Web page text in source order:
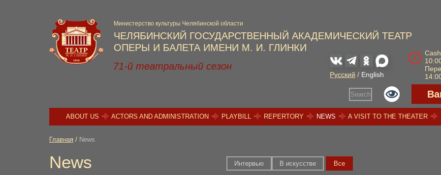
ЧЕЛЯБИНСКИЙ ГОСУДАРСТВЕННЫЙ АКАДЕМИЧЕСКИЙ ТЕАТР
ОПЕРЫ И БАЛЕТА ИМЕНИ М. И. ГЛИНКИ
Министерство культуры Челябинской области
Русский / English
71-й театральный сезон
Search
ABOUT US ACTORS AND ADMINISTRATION PLAYBILL REPERTORY NEWS A VISIT TO THE THEATER
Главная / News
News Интервью В искусстве Вce